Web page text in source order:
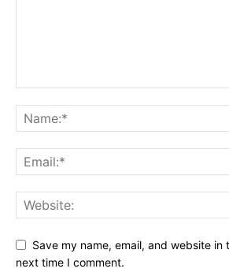
Save my name, email, and website in
next time I comment.